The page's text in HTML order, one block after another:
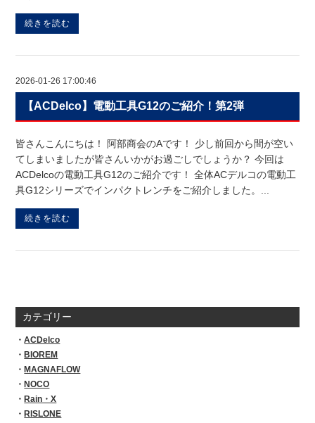
カテゴリー
ACDelco
BIOREM
MAGNAFLOW
NOCO
Rain・X
RISLONE
続きを読む
2026-01-26 17:00:46
【ACDelco】電動工具G12のご紹介！第2弾
皆さんこんにちは！ 阿部商会のAです！ 少し前回から間が空い
てしまいましたが皆さんいかがお過ごしでしょうか？ 今回は
ACDelcoの電動工具G12のご紹介です！ 全体ACデルコの電動工
具G12シリーズでインパクトレンチをご紹介しました。...
続きを読む